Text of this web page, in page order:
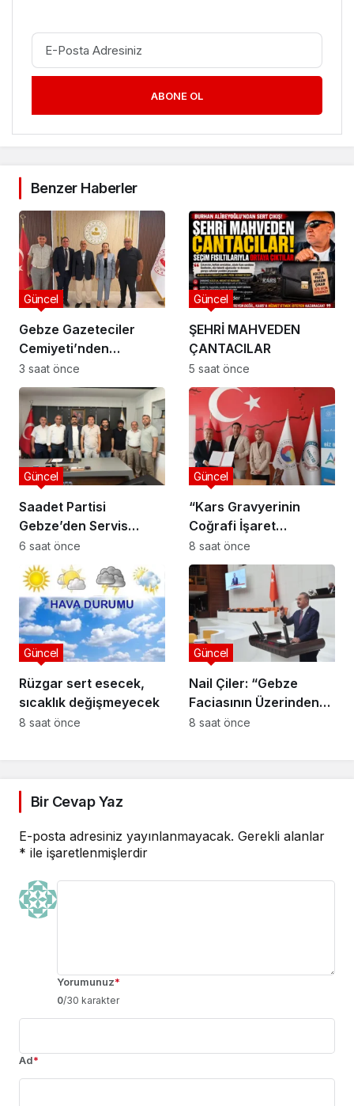
ABONE OL
Benzer Haberler
Gebze Gazeteciler
Cemiyeti’nden
Kaymakam Özyiğit’e
Ziyaret
Güncel
3 saat önce
ŞEHRİ MAHVEDEN
ÇANTACILAR
Güncel
5 saat önce
Saadet Partisi
Gebze’den Servis
Esnafına Destek
Ziyareti: “Sektörde
Adalet Sağlanmalı”
Güncel
6 saat önce
“Kars Gravyerinin
Coğrafi İşaret
Niteliğinin
Güçlendirilmesi
Projesi”
Güncel
8 saat önce
Rüzgar sert esecek,
sıcaklık değişmeyecek
Güncel
8 saat önce
Nail Çiler: “Gebze
Faciasının Üzerinden
280 Gün Geçti,
Güncel
8 saat önce
Bir Cevap Yaz
E-posta adresiniz yayınlanmayacak. Gerekli alanlar
* ile işaretlenmişlerdir
Yorumunuz*
0/30 karakter
Ad*